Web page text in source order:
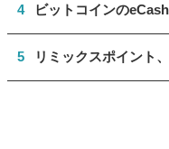
4 ビットコインの
5 リミックスポイント